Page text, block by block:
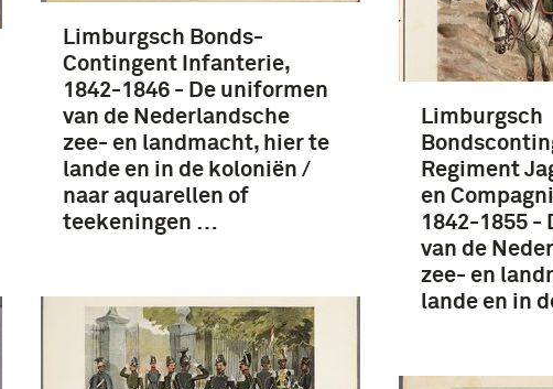
Limburgsch Bonds-
Contingent Infanterie,
1842-1846 - De uniformen
van de Nederlandsche
zee- en landmacht, hier te
lande en in de koloniën /
naar aquarellen of
teekeningen …
Limburgsch
Regiment
en
1842-1855 -
van de
zee- en
lande en in